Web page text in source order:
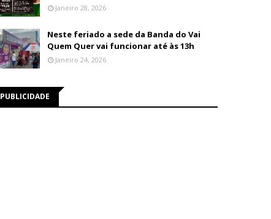
Janeiro 28, 2026
Neste feriado a sede da Banda do Vai
Quem Quer vai funcionar até às 13h
Janeiro 24, 2026
PUBLICIDADE